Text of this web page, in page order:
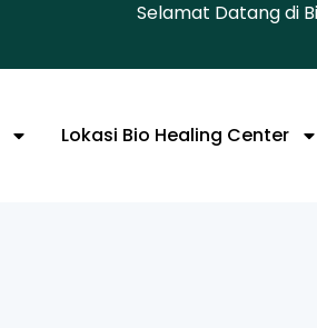
Selamat Datang di
Lokasi Bio Healing Center